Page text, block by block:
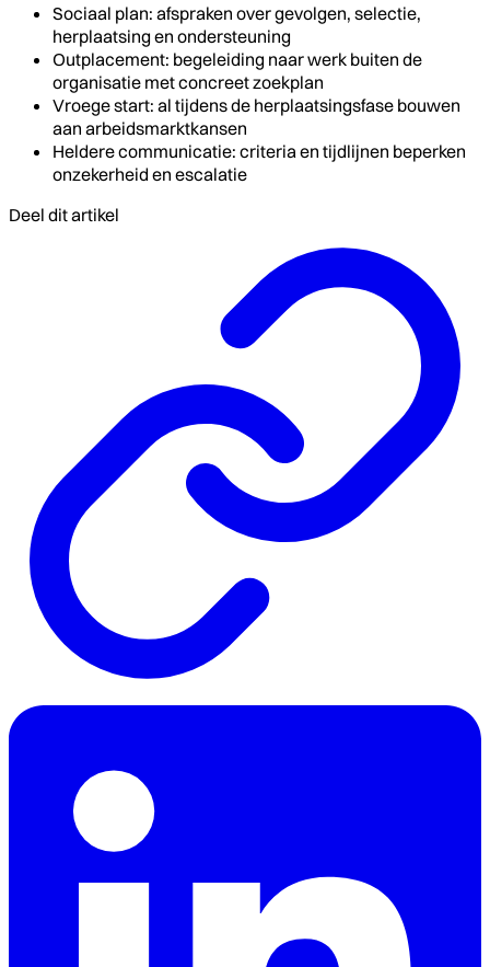
Sociaal plan: afspraken over gevolgen, selectie,
herplaatsing en ondersteuning
Outplacement: begeleiding naar werk buiten de
organisatie met concreet zoekplan
Vroege start: al tijdens de herplaatsingsfase bouwen
aan arbeidsmarktkansen
Heldere communicatie: criteria en tijdlijnen beperken
onzekerheid en escalatie
Deel dit artikel